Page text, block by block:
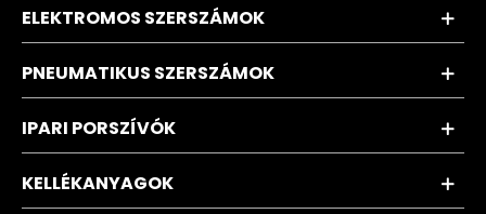
ELEKTROMOS SZERSZÁMOK
PNEUMATIKUS SZERSZÁMOK
IPARI PORSZÍVÓK
KELLÉKANYAGOK